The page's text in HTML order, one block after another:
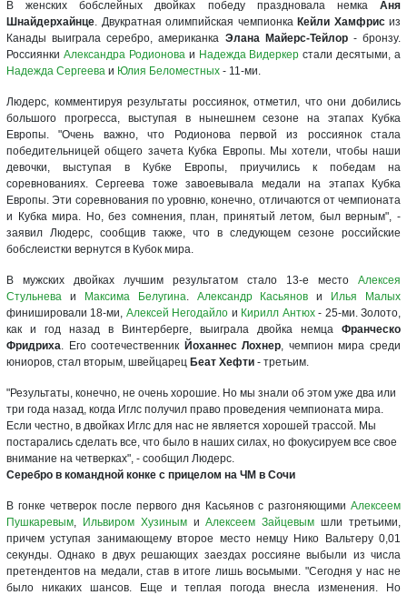
В женских бобслейных двойках победу праздновала немка Аня
Шнайдерхайнце. Двукратная олимпийская чемпионка Кейли Хамфрисиз
Канады выиграла серебро, американка Элана Майерс-Тейлор- бронзу.
Россиянки Александра Родионоваи Надежда Видеркер стали десятыми, а
Надежда Сергеева и Юлия Беломестных - 11-ми.
Людерс, комментируя результаты россиянок, отметил, что они добились
большого прогресса, выступая в нынешнем сезоне на этапах Кубка
Европы. "Очень важно, что Родионова первой из россиянок стала
победительницей общего зачета Кубка Европы. Мы хотели, чтобы наши
девочки, выступая в Кубке Европы, приучились к победам на
соревнованиях. Сергеева тоже завоевывала медали на этапах Кубка
Европы. Эти соревнования по уровню, конечно, отличаются от чемпионата
и Кубка мира. Но, без сомнения, план, принятый летом, был верным", -
заявил Людерс, сообщив также, что в следующем сезоне российские
бобслеистки вернутся в Кубок мира.
В мужских двойках лучшим результатом стало 13-е место Алексея
Стульнева и Максима Белугина. Александр Касьянов и
Илья Малых
финишировали 18-ми, Алексей Негодайло и Кирилл Антюх- 25-ми. Золото,
как и год назад в Винтерберге, выиграла двойка немца Франческо
Фридриха. Его соотечественник Йоханнес Лохнер, чемпион мира среди
юниоров, стал вторым, швейцарец Беат Хефти - третьим.
"Результаты, конечно, не очень хорошие. Но мы знали об этом уже два или
три года назад, когда Иглс получил право проведения чемпионата мира.
Если честно, в двойках Иглс для нас не является хорошей трассой. Мы
постарались сделать все, что было в наших силах, но фокусируем все свое
внимание на четверках", - сообщил Людерс.
Серебро в командной конке с прицелом на ЧМ в Сочи
В гонке четверок после первого дня Касьянов с разгоняющими Алексеем
Пушкаревым, Ильвиром ХузинымиАлексеем Зайцевым шли третьими,
причем уступая занимающему второе место немцу Нико Вальтеру 0,01
секунды. Однако в двух решающих заездах россияне выбыли из числа
претендентов на медали, став в итоге лишь восьмыми. "Сегодня у нас не
было никаких шансов. Еще и теплая погода внесла изменения. Но